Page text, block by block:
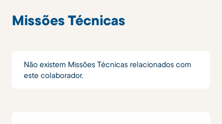
Missões Técnicas
Não existem Missões Técnicas relacionados com
este colaborador.